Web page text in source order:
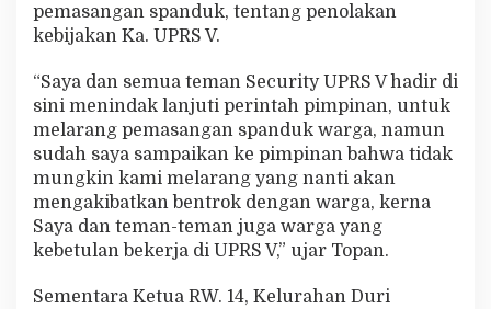
pemasangan spanduk, tentang penolakan
kebijakan Ka. UPRS V.
“Saya dan semua teman Security UPRS V hadir di
sini menindak lanjuti perintah pimpinan, untuk
melarang pemasangan spanduk warga, namun
sudah saya sampaikan ke pimpinan bahwa tidak
mungkin kami melarang yang nanti akan
mengakibatkan bentrok dengan warga, kerna
Saya dan teman-teman juga warga yang
kebetulan bekerja di UPRS V,” ujar Topan.
Sementara Ketua RW. 14, Kelurahan Duri